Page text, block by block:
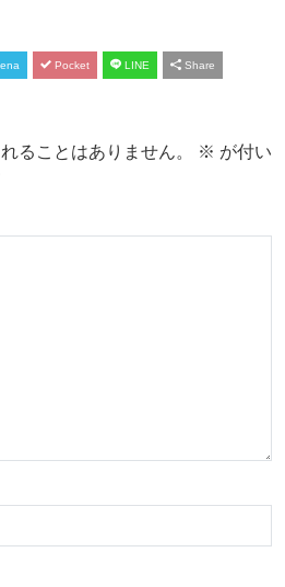
Pocket LINE Share
ることはありません。 ※ が付い